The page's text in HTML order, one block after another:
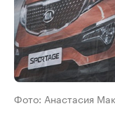
Фото: Анастасия